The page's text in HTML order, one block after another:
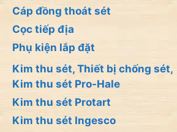
Cáp đồng thoát sét
Cọc tiếp địa
Phụ kiện lắp đặt
Kim thu sét, Thiết bị chống sét,
Kim thu sét Pro-Hale
Kim thu sét Protart
Kim thu sét Ingesco